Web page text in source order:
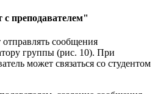
преподавателем"
сообщения
группы (рис. 10). При
может связаться со студентом